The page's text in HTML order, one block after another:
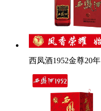
西凤酒1952金尊20年